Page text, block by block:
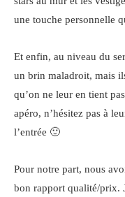
une touche personnelle
Et enfin, au niveau du
un brin maladroit, mais
qu’on ne leur en tient
apéro, n’hésitez pas à
l’entrée 🙂
Pour notre part, nous
bon rapport qualité/prix.